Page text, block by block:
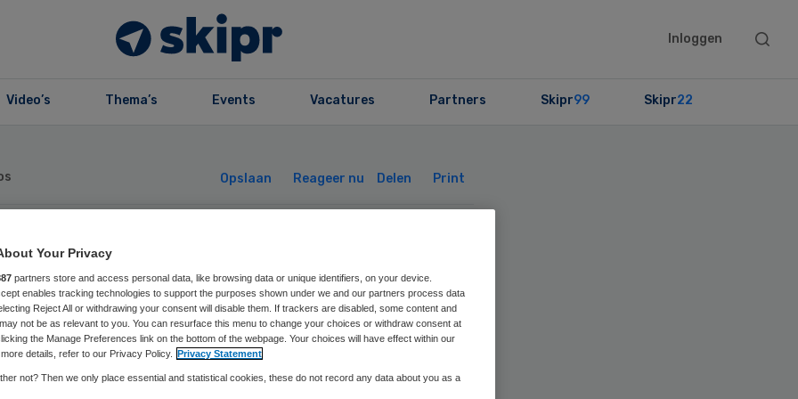
Inloggen
Search
Video’s Thema’s Events Vacatures Partners Skipr99 Skipr22
Opslaan Reageer nu Delen Print
1 juni 2026 |
zorg | Van
Your Privacy
partners store and access personal data, like browsing data or unique identifiers, on your device.
enables tracking technologies to support the purposes shown under we and our partners process data
Reject All or withdrawing your consent will disable them. If trackers are disabled, some content and
not be as relevant to you. You can resurface this menu to change your choices or withdraw consent at
the Manage Preferences link on the bottom of the webpage. Your choices will have effect within our
details, refer to our Privacy Policy. Privacy Statement
not? Then we only place essential and statistical cookies, these do not record any data about you as a